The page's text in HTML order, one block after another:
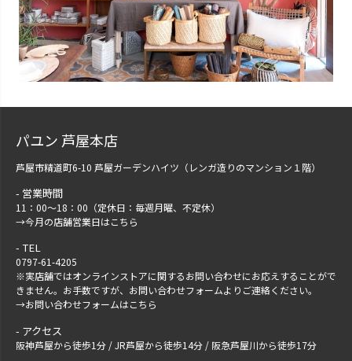
パユン 芦屋本店
芦屋市精道町6-10 芦屋ガーデンハイツ（レンガ造りのマンション１階）
営業時間
11：00～18：00（定休日：毎週月曜、不定休）
→今月の店舗営業日はこちら
TEL
0797-61-4205
※実店舗ではオンラインストアに関するお問い合わせにお応えすることがで
きません。お手数ですが、 お問い合わせフォームよりご連絡ください。
→お問い合わせフォームはこちら
アクセス
阪神芦屋から徒歩1分 / JR芦屋から徒歩14分 / 阪急芦屋川から徒歩17分